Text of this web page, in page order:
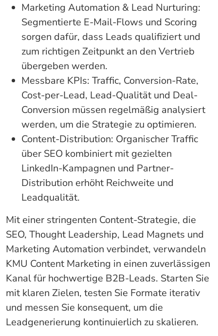
Marketing Automation & Lead Nurturing:
Segmentierte E-Mail-Flows und Scoring
sorgen dafür, dass Leads qualifiziert und
zum richtigen Zeitpunkt an den Vertrieb
übergeben werden.
Messbare KPIs: Traffic, Conversion-Rate,
Cost-per-Lead, Lead-Qualität und Deal-
Conversion müssen regelmäßig analysiert
werden, um die Strategie zu optimieren.
Content-Distribution: Organischer Traffic
über SEO kombiniert mit gezielten
LinkedIn-Kampagnen und Partner-
Distribution erhöht Reichweite und
Leadqualität.
Mit einer stringenten Content-Strategie, die
SEO, Thought Leadership, Lead Magnets und
Marketing Automation verbindet, verwandeln
KMU Content Marketing in einen zuverlässigen
Kanal für hochwertige B2B-Leads. Starten Sie
mit klaren Zielen, testen Sie Formate iterativ
und messen Sie konsequent, um die
Leadgenerierung kontinuierlich zu skalieren.